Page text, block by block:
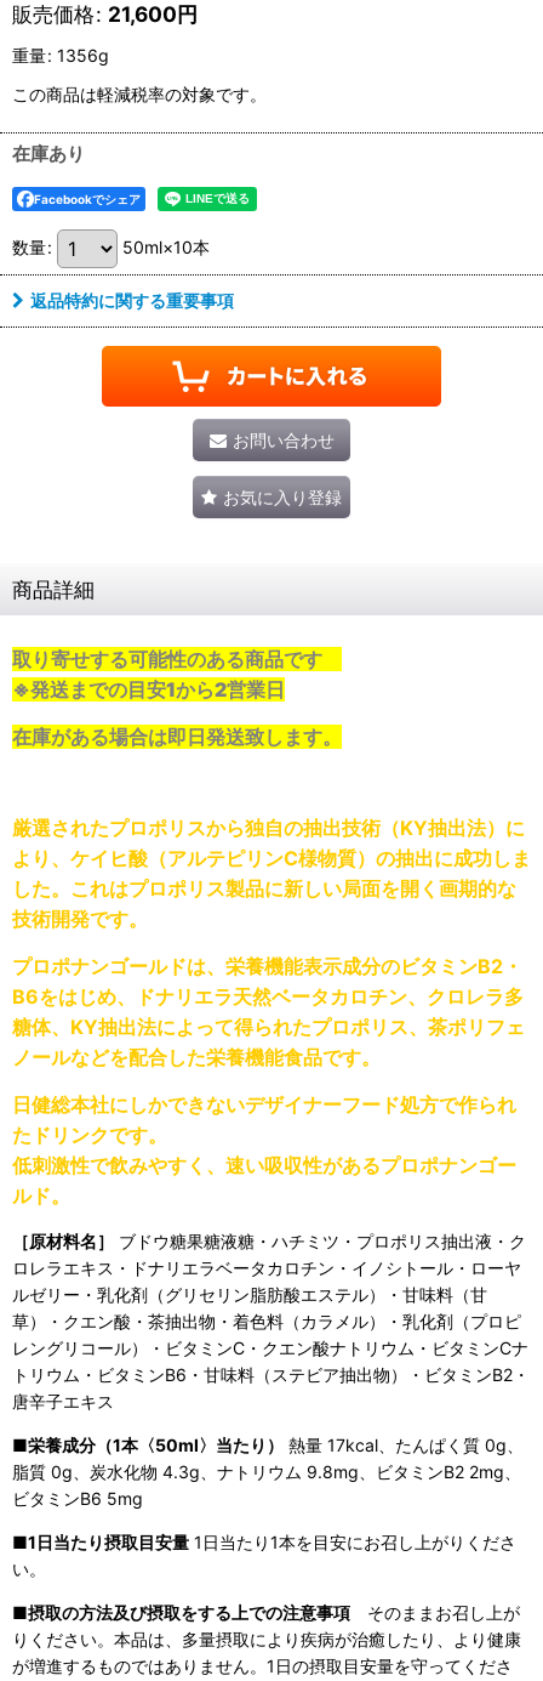
販売価格: 21,600円
重量: 1356g
この商品は軽減税率の対象です。
在庫あり
Facebookでシェア
数量: 50ml×10本
返品特約に関する重要事項
お問い合わせ
お気に入り登録
商品詳細
取り寄せする可能性のある商品です
※発送までの目安1から2営業日
在庫がある場合は即日発送致します。
厳選されたプロポリスから独自の抽出技術（KY抽出法）に
より、ケイヒ酸（アルテピリンC様物質）の抽出に成功しま
した。これはプロポリス製品に新しい局面を開く画期的な
技術開発です。
プロポナンゴールドは、栄養機能表示成分のビタミンB2 ・
B6をはじめ、ドナリエラ天然ベータカロチン、クロレラ多
糖体、KY抽出法によって得られたプロポリス、茶ポリフェ
ノールなどを配合した栄養機能食品です。
日健総本社にしかできないデザイナーフード処方で作られ
たドリンクです。
低刺激性で飲みやすく、速い吸収性があるプロポナンゴー
ルド。
［原材料名］
ブドウ糖果糖液糖・ハチミツ・プロポリス抽出液・ク
ロレラエキス・ドナリエラベータカロチン・イノシトール・ローヤ
ルゼリー・乳化剤（グリセリン脂肪酸エステル）・甘味料（甘
草）・クエン酸・茶抽出物・着色料（カラメル）・乳化剤（プロピ
レングリコール）・ビタミンC・クエン酸ナトリウム・ビタミンCナ
トリウム・ビタミンB6 ・甘味料（ステビア抽出物）・ビタミンB2 ・
唐辛子エキス
■栄養成分（1本〈50ml〉当たり）
熱量 17kcal、たんぱく質 0g、
脂質 0g、炭水化物 4.3g、ナトリウム 9.8mg、ビタミンB2 2mg、
ビタミンB6 5mg
■1日当たり摂取目安量 1日当たり1本を目安にお召し上がりくださ
い。
■摂取の方法及び摂取をする上での注意事項 そのままお召し上が
りください。本品は、多量摂取により疾病が治癒したり、より健康
が増進するものではありません。1日の摂取目安量を守ってくださ